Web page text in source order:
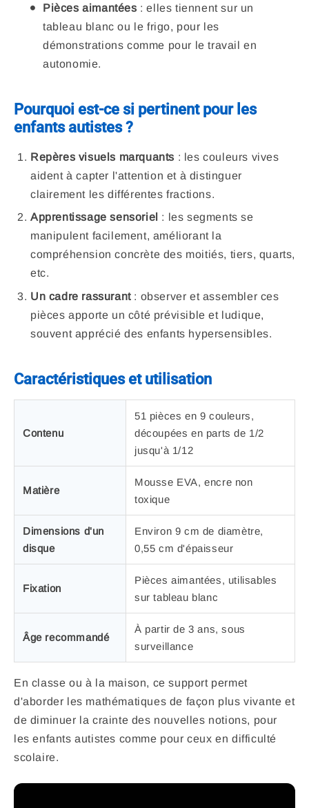
Pièces aimantées : elles tiennent sur un
tableau blanc ou le frigo, pour les
démonstrations comme pour le travail en
autonomie.
Pourquoi est-ce si pertinent pour les
enfants autistes ?
Repères visuels marquants : les couleurs vives
aident à capter l'attention et à distinguer
clairement les différentes fractions.
Apprentissage sensoriel : les segments se
manipulent facilement, améliorant la
compréhension concrète des moitiés, tiers, quarts,
etc.
Un cadre rassurant: observer et assembler ces
pièces apporte un côté prévisible et ludique,
souvent apprécié des enfants hypersensibles.
Caractéristiques et utilisation
Contenu
51 pièces en 9 couleurs,
découpées en parts de 1/2
jusqu'à 1/12
Matière
Mousse EVA, encre non
toxique
Dimensions d'un
disque
Environ 9 cm de diamètre,
0,55 cm d'épaisseur
Fixation
Pièces aimantées, utilisables
sur tableau blanc
Âge recommandé
À partir de 3 ans, sous
surveillance
En classe ou à la maison, ce support permet
d'aborder les mathématiques de façon plus vivante et
de diminuer la crainte des nouvelles notions, pour
les enfants autistes comme pour ceux en difficulté
scolaire.